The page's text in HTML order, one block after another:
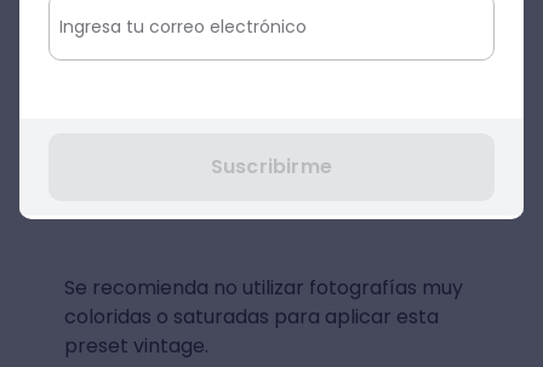
Se recomienda no utilizar fotografías muy
coloridas o saturadas para aplicar esta
preset vintage.
Suscribirme